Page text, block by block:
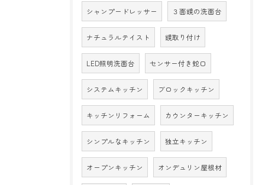
シャンプードレッサー ３面鏡の洗面台
ナチュラルテイスト 鏡取り付け
LED照明洗面台 センサー付き蛇口
システムキッチン ブロックキッチン
キッチンリフォーム カウンターキッチン
シンプルなキッチン 独立キッチン
オープンキッチン オンデュリン屋根材